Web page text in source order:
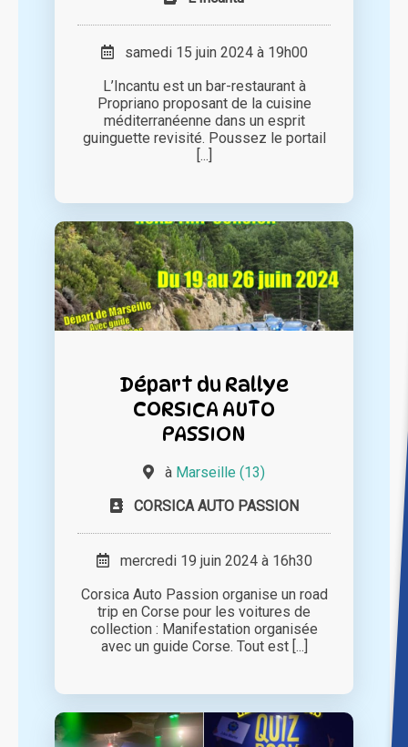
samedi 15 juin 2024 à 19h00
L’Incantu est un bar-restaurant à
Propriano proposant de la cuisine
méditerranéenne dans un esprit
guinguette revisité. Poussez le portail
[...]
Départ du Rallye
CORSICA AUTO
PASSION
à Marseille (13)
CORSICA AUTO PASSION
mercredi 19 juin 2024 à 16h30
Corsica Auto Passion organise un road
trip en Corse pour les voitures de
collection : Manifestation organisée
avec un guide Corse. Tout est [...]